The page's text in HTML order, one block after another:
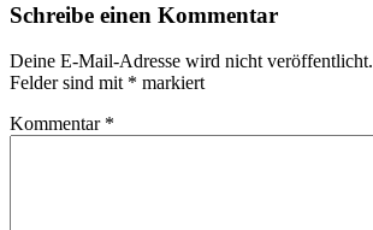
Schreibe einen Kommentar
Deine E-Mail-Adresse wird nicht veröffentlicht.
Felder sind mit * markiert
Kommentar *